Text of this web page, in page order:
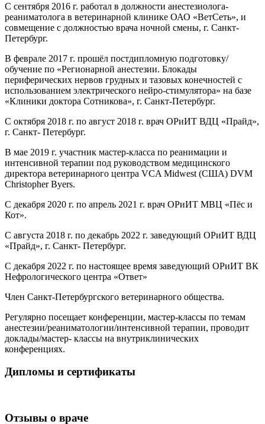
С сентября 2016 г. работал в должности анестезиолога-
реаниматолога в ветеринарной клинике ОАО «ВетСеть», и
совмещение с должностью врача ночной смены, г. Санкт-
Петербург.
В феврале 2017 г. прошёл постдипломную подготовку/
обучение по «Регионарной анестезии. Блокады
периферических нервов грудных и тазовых конечностей с
использованием электрического нейро-стимулятора» на базе
«Клиники доктора Сотникова», г. Санкт-Петербург.
С октября 2018 г. по август 2018 г. врач ОРиИТ ВДЦ «Прайд»,
г. Санкт- Петербург.
В мае 2019 г. участник мастер-класса по реанимации и
интенсивной терапии под руководством медицинского
директора ветеринарного центра VCA Midwest (США) DVM
Christopher Byers.
С декабря 2020 г. по апрель 2021 г. врач ОРиИТ МВЦ «Пёс и
Кот».
С августа 2018 г. по декабрь 2022 г. заведующий ОРиИТ ВДЦ
«Прайд», г. Санкт- Петербург.
С декабря 2022 г. по настоящее время заведующий ОРиИТ ВК
Нефрологического центра «Ответ»
Член Санкт-Петербургского ветеринарного общества.
Регулярно посещает конференции, мастер-классы по темам
анестезии/реаниматологии/интенсивной терапии, проводит
доклады/мастер- классы на внутриклинических
конференциях.
Дипломы и сертификаты
Отзывы о враче